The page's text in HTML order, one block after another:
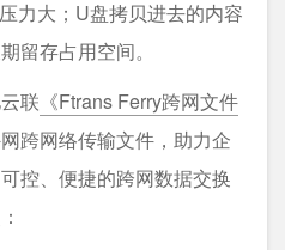
力大；U盘拷贝进去的内容
留存占用空间。
联 《Ftrans Ferry跨网文件
跨网络传输文件，助力企
控、便捷的跨网数据交换